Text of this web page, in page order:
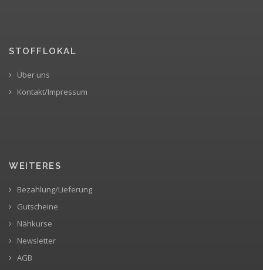
STOFFLOKAL
Über uns
Kontakt/Impressum
WEITERES
Bezahlung/Lieferung
Gutscheine
Nähkurse
Newsletter
AGB